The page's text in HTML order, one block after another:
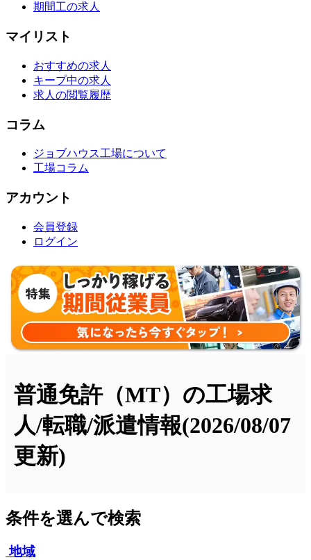
期間工の求人
マイリスト
おすすめの求人
キープ中の求人
求人の閲覧履歴
コラム
ジョブハウス工場について
工場コラム
アカウント
会員登録
ログイン
普通免許（MT）の工場求
人/転職/派遣情報(2026/08/07
更新)
条件を選んで検索
地域